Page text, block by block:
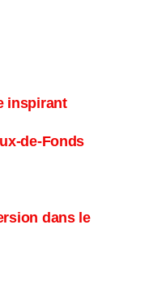
inspirant
de-Fonds
dans le